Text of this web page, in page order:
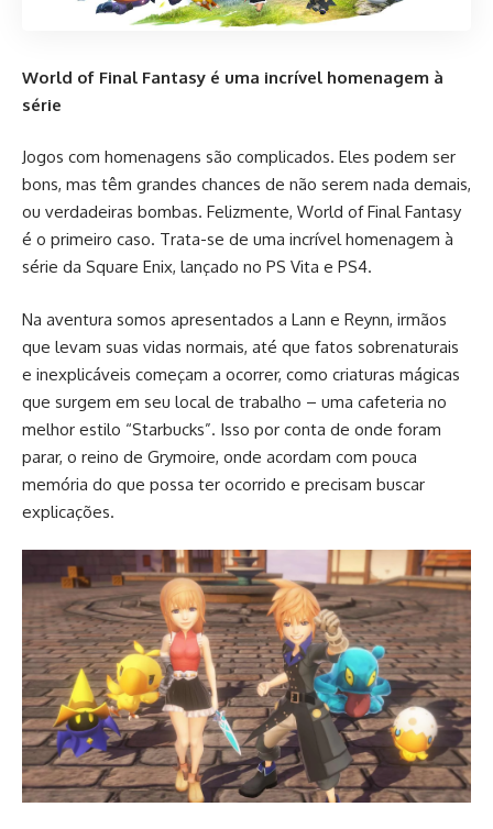
World of Final Fantasy é uma incrível homenagem à
série
Jogos com homenagens são complicados. Eles podem ser
bons, mas têm grandes chances de não serem nada demais,
ou verdadeiras bombas. Felizmente, World of Final Fantasy
é o primeiro caso. Trata-se de uma incrível homenagem à
série da Square Enix, lançado no PS Vita e PS4.
Na aventura somos apresentados a Lann e Reynn, irmãos
que levam suas vidas normais, até que fatos sobrenaturais
e inexplicáveis começam a ocorrer, como criaturas mágicas
que surgem em seu local de trabalho – uma cafeteria no
melhor estilo “Starbucks”. Isso por conta de onde foram
parar, o reino de Grymoire, onde acordam com pouca
memória do que possa ter ocorrido e precisam buscar
explicações.